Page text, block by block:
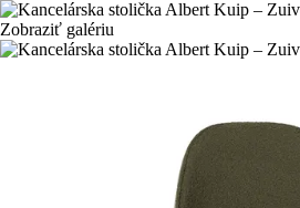
Zobraziť galériu